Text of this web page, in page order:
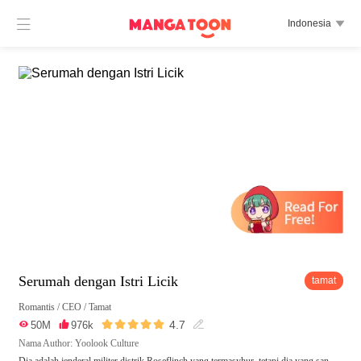
 Indonesia 
Serumah dengan Istri Licik tamat
Romantis /CEO /Tamat
 50M 976k  4.7 
Nama Author: Yoolook Culture